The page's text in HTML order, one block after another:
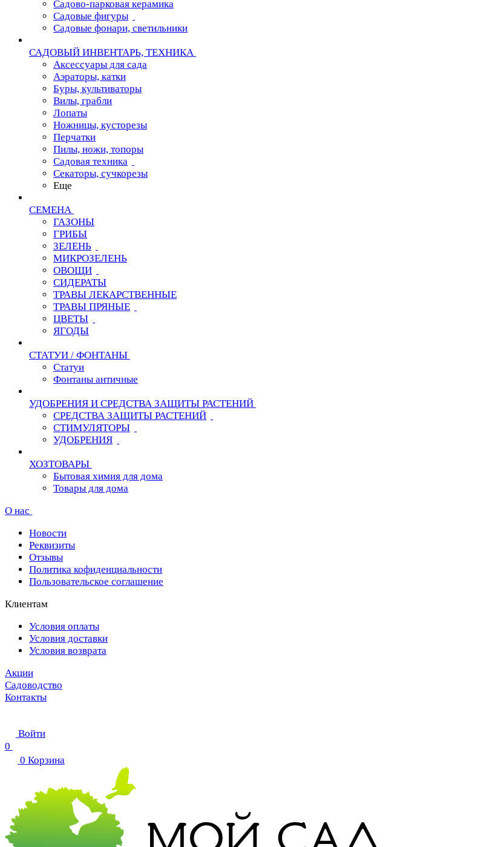
Садово-парковая керамика
Садовые фигуры
Садовые фонари, светильники
САДОВЫЙ ИНВЕНТАРЬ, ТЕХНИКА
Аксессуары для сада
Аэраторы, катки
Буры, культиваторы
Вилы, грабли
Лопаты
Ножницы, кусторезы
Перчатки
Пилы, ножи, топоры
Садовая техника
Секаторы, сучкорезы
Еще
СЕМЕНА
ГАЗОНЫ
ГРИБЫ
ЗЕЛЕНЬ
МИКРОЗЕЛЕНЬ
ОВОЩИ
СИДЕРАТЫ
ТРАВЫ ЛЕКАРСТВЕННЫЕ
ТРАВЫ ПРЯНЫЕ
ЦВЕТЫ
ЯГОДЫ
СТАТУИ / ФОНТАНЫ
Статуи
Фонтаны античные
УДОБРЕНИЯ И СРЕДСТВА ЗАЩИТЫ РАСТЕНИЙ
СРЕДСТВА ЗАЩИТЫ РАСТЕНИЙ
СТИМУЛЯТОРЫ
УДОБРЕНИЯ
ХОЗТОВАРЫ
Бытовая химия для дома
Товары для дома
О нас
Новости
Реквизиты
Отзывы
Политика кофиденциальности
Пользовательское соглашение
Клиентам
Условия оплаты
Условия доставки
Условия возврата
Акции
Садоводство
Контакты
Войти
0
0 Корзина